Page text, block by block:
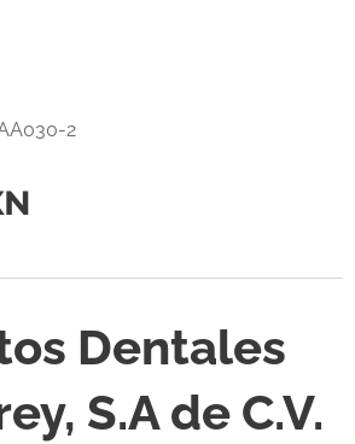
2
Dentales
S.A de C.V.